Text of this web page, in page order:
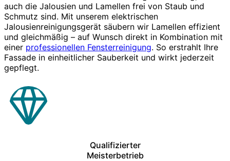
auch die Jalousien und Lamellen frei von Staub und
Schmutz sind. Mit unserem elektrischen
Jalousienreinigungsgerät säubern wir Lamellen effizient
und gleichmäßig – auf Wunsch direkt in Kombination mit
einer professionellen Fensterreinigung. So erstrahlt Ihre
Fassade in einheitlicher Sauberkeit und wirkt jederzeit
gepflegt.
Qualifizierter
Meisterbetrieb